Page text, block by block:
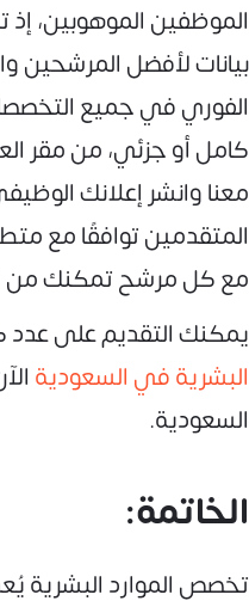
الموظفين الموهوبين، إذ
بيانات لأفضل المرشحين
الفوري في جميع
كامل أو جزئي، من مقر
معنا وانشر إعلانك
المتقدمين توافقًا مع
مع كل مرشح تمكنك من
يمكنك التقديم على عدد
البشرية في السعودية
السعودية.
الخاتمة:
تخصص الموارد البشرية